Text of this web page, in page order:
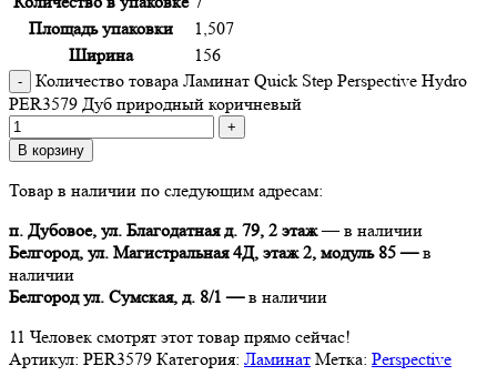
Площадь упаковки
1,507
Ширина
156
Количество товара Ламинат Quick Step Perspective Hydro
PER3579 Дуб природный коричневый
В корзину
Товар в наличии по следующим адресам:
п. Дубовое, ул. Благодатная д. 79, 2 этаж— в наличии
Белгород, ул. Магистральная 4Д, этаж 2, модуль 85 —в
наличии
Белгород ул. Сумская, д. 8/1 —в наличии
11 Человек смотрят этот товар прямо сейчас!
Артикул: PER3579 Категория: Ламинат Метка: Perspective